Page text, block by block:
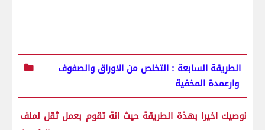
الطريقة السابعة : التخلص من الاوراق والصفوف
وارعمدة المخفية
نوصيك اخيرا بهذة الطريقة حيث انة تقوم بعمل ثقل لملف